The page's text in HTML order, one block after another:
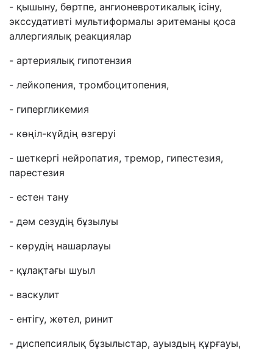
- қышыну, бөртпе, ангионевротикалық ісіну,
экссудативті мультиформалы эритеманы қоса
аллергиялық реакциялар
- артериялық гипотензия
- лейкопения, тромбоцитопения,
- гипергликемия
- көңіл-күйдің өзгеруі
- шеткергі нейропатия, тремор, гипестезия,
парестезия
- естен тану
- дәм сезудің бұзылуы
- көрудің нашарлауы
- құлақтағы шуыл
- васкулит
- ентігу, жөтел, ринит
- диспепсиялық бұзылыстар, ауыздың құрғауы,